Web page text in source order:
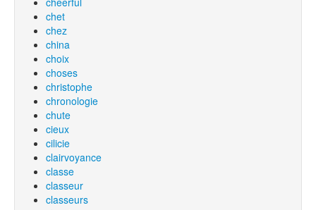
chet
chez
china
choix
choses
christophe
chronologie
chute
cieux
cilicie
clairvoyance
classe
classeur
classeurs